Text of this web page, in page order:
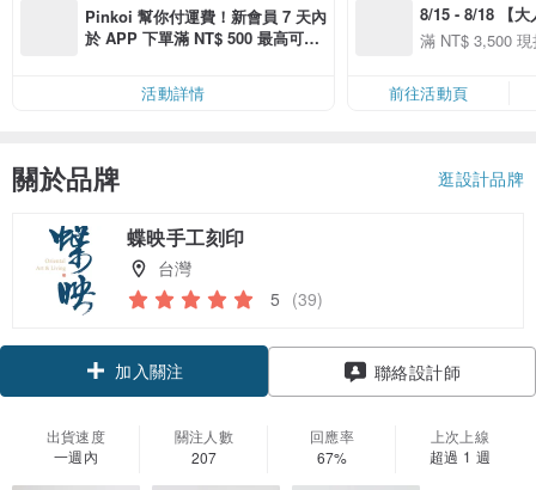
Pinkoi 幫你付運費！新會員 7 天內
於 APP 下單滿 NT$ 500 最高可折
活動詳情
8/15 - 8/18 【大
季】滿
50
滿 NT$ 3,500
前往活動頁
關於品牌 逛設計品牌
蝶映手工刻印
台灣
5 (39)
加入關注 聯絡設計師
出貨速度
一週內
關注人數
207
回應率
67%
上次上線
超過 1 週